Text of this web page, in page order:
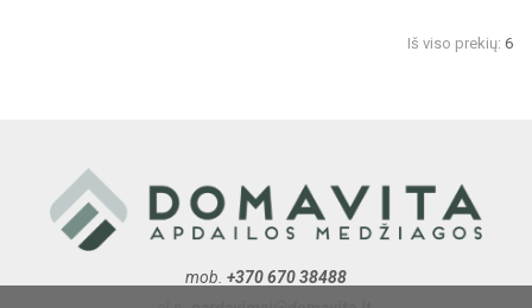
Iš viso prekių: 6
mob. +370 670 38488